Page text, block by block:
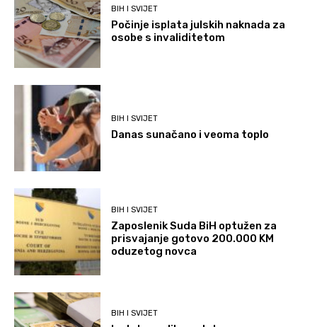
BIH I SVIJET
Počinje isplata julskih naknada za
osobe s invaliditetom
BIH I SVIJET
Danas sunačano i veoma toplo
BIH I SVIJET
Zaposlenik Suda BiH optužen za
prisvajanje gotovo 200.000 KM
oduzetog novca
BIH I SVIJET